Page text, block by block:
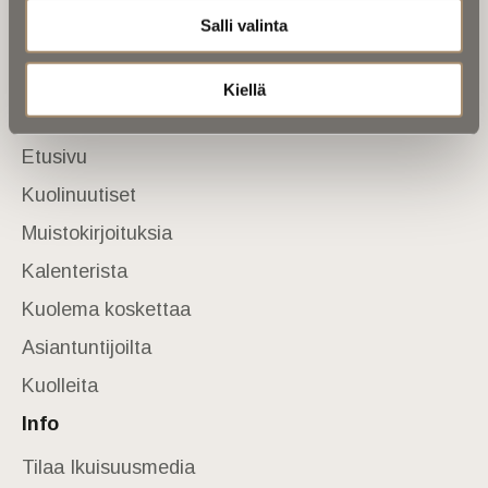
Salli valinta
Kiellä
Anna palautetta
Sivusto
Etusivu
Kuolinuutiset
Muistokirjoituksia
Kalenterista
Kuolema koskettaa
Asiantuntijoilta
Kuolleita
Info
Tilaa Ikuisuusmedia